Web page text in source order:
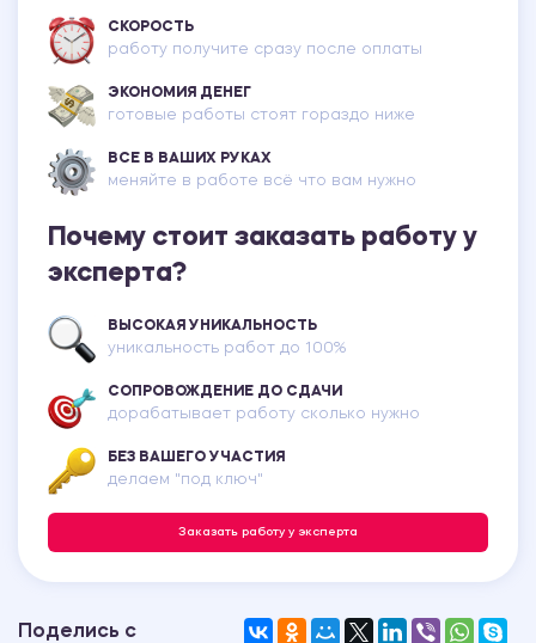
СКОРОСТЬ
работу получите сразу после оплаты
ЭКОНОМИЯ ДЕНЕГ
готовые работы стоят гораздо ниже
ВСЕ В ВАШИХ РУКАХ
меняйте в работе всё что вам нужно
Почему стоит заказать работу у
эксперта?
ВЫСОКАЯ УНИКАЛЬНОСТЬ
уникальность работ до 100%
СОПРОВОЖДЕНИЕ ДО СДАЧИ
дорабатывает работу сколько нужно
БЕЗ ВАШЕГО УЧАСТИЯ
делаем "под ключ"
Заказать работу у эксперта
Поделись с